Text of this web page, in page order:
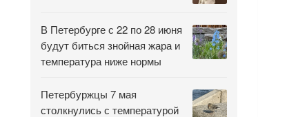
В Петербурге с 22 по 28 июня
будут биться знойная жара и
температура ниже нормы
Петербуржцы 7 мая
столкнулись с температурой